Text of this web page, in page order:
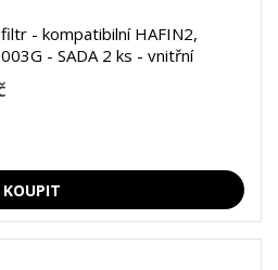
- kompatibilní HAFIN2,
- SADA 2 ks - vnitřní